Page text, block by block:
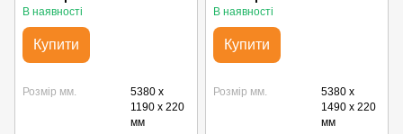
В наявності
Купити
Розмір мм.
5380 x
1190 x 220
мм
В наявності
Купити
Розмір мм.
5380 x
1490 x 220
мм